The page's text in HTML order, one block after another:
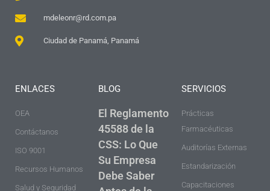
mdeleonr@rd.com.pa
Ciudad de Panamá, Panamá
ENLACES
OEA
Contáctanos
ISO 9001
Recursos Humanos
Salud y Seguridad
BLOG
El Reglamento
45588 de la
CSS: Lo Que
Su Empresa
Debe Saber
SERVICIOS
Prácticas
Farmacéuticas
Auditorías Externas
Estandarización
Capacitaciones